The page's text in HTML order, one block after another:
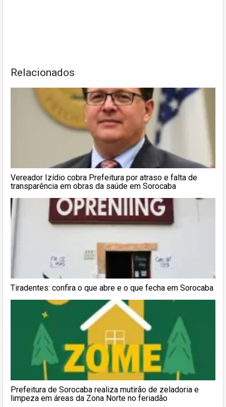
Relacionados
Vereador Izídio cobra Prefeitura por atraso e falta de
transparência em obras da saúde em Sorocaba
Tiradentes: confira o que abre e o que fecha em Sorocaba
Prefeitura de Sorocaba realiza mutirão de zeladoria e
limpeza em áreas da Zona Norte no feriadão